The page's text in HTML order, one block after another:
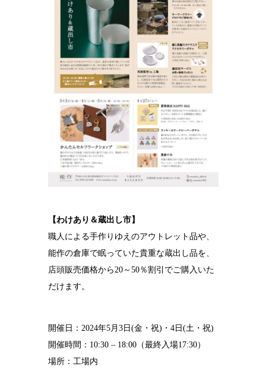
【わけあり＆蔵出し市】
職人による手作りゆえのアウトレット品や、
能作の倉庫で眠っていた貴重な蔵出し品を、
店頭販売価格から20～50％割引でご購入いた
だけます。
開催日：2024年5月3日(金・祝)・4日(土・祝)
開催時間：10:30 – 18:00（最終入場17:30）
場所：工場内